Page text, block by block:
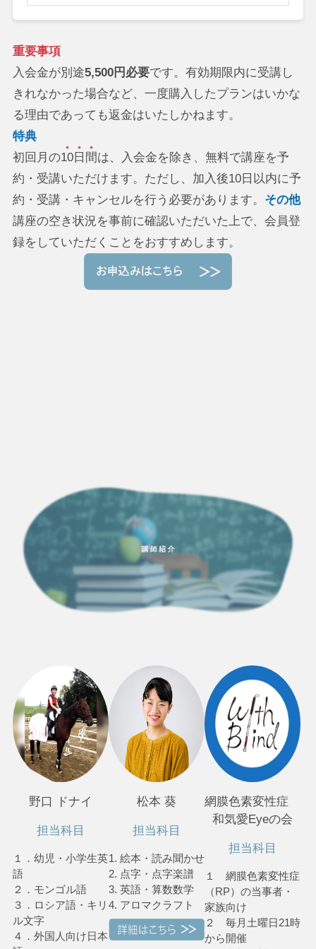
重要事項
入会金が別途5,500円必要です。有効期限内に受講し
きれなかった場合など、一度購入したプランはいかな
る理由であっても返金はいたしかねます。
特典
初回月の10日間は、入会金を除き、無料で講座を予
約・受講いただけます。ただし、加入後10日以内に予
約・受講・キャンセルを行う必要があります。 その他
講座の空き状況を事前に確認いただいた上で、会員登
録をしていただくことをおすすめします。
野口 ドナイ
担当科目
１．幼児・小学生英
語
２．モンゴル語
３．ロシア語・キリ
ル文字
４．外国人向け日本
松本 葵
担当科目
1. 絵本・読み聞かせ
2. 点字・点字楽譜
3. 英語・算数数学
4. アロマクラフト
網膜色素変性症
和気愛Eyeの会
担当科目
１ 網膜色素変性症
（RP）の当事者・
家族向け
２ 毎月土曜日21時
から開催